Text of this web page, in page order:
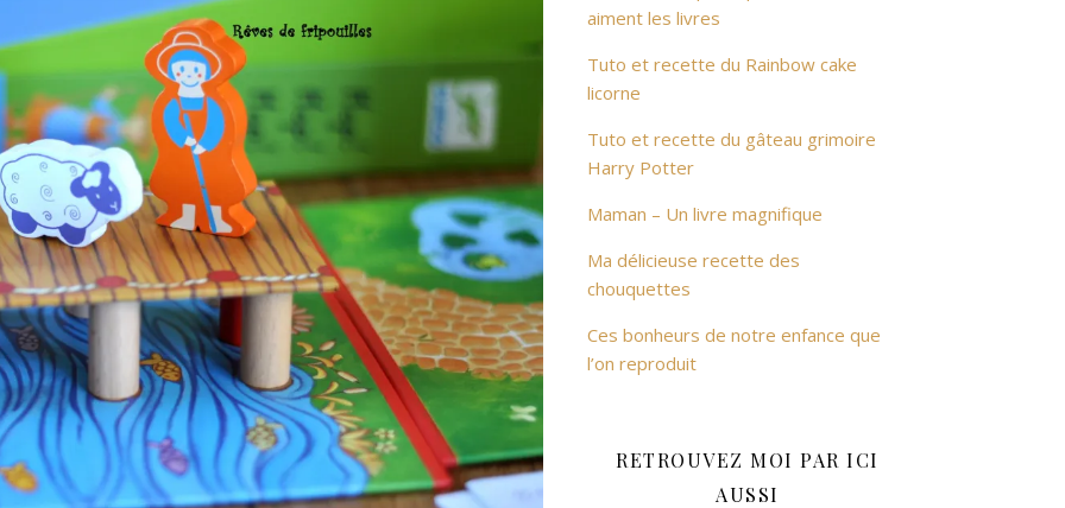
aiment les livres
Tuto et recette du Rainbow cake
licorne
Tuto et recette du gâteau grimoire
Harry Potter
Maman – Un livre magnifique
Ma délicieuse recette des
chouquettes
Ces bonheurs de notre enfance que
l’on reproduit
RETROUVEZ MOI PAR ICI
AUSSI